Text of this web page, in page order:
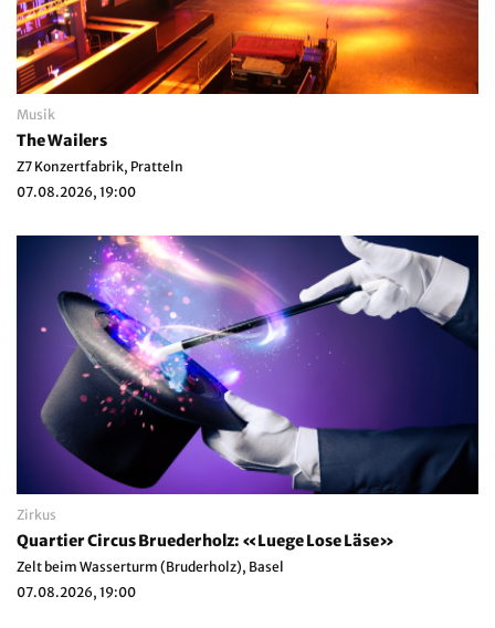
Musik
The Wailers
Z7 Konzertfabrik, Pratteln
07.08.2026, 19:00
Zirkus
Quartier Circus Bruederholz: «Luege Lose Läse»
Zelt beim Wasserturm (Bruderholz), Basel
07.08.2026, 19:00